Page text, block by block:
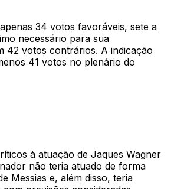
34 votos favoráveis, sete a
necessário para sua
42 votos contrários. A indicação
41 votos no plenário do
à atuação de Jaques Wagner
não teria atuado de forma
Messias e, além disso, teria